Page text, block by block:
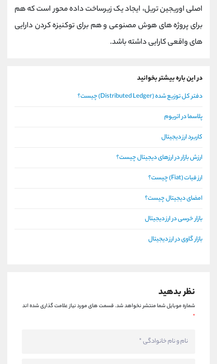
اصلی اوریجین تریل، ایجاد یک زیرساخت داده‌ محور است که هم
برای پروژه ‌های هوش مصنوعی و هم برای توکنیزه‌ کردن دارایی
‌های واقعی کارایی داشته باشد.
در این باره بیشتر بخوانید
دفتر کل توزیع شده (Distributed Ledger) چیست؟
پلاسما در اتریوم
کاربرد ارز دیجیتال
ارزش بازار در ارزهای دیجیتال چیست؟
ارز فیات (Fiat) چیست؟
امضای دیجیتال چیست؟
بازار خرسی در ارز دیجیتال
بازار گاوی در ارز دیجیتال
نظر بدهید
شماره موبایل شما منتشر نخواهد شد.قسمت های مورد نیاز علامت گذاری شده اند
*